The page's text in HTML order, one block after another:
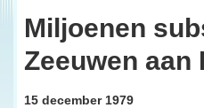
Miljoenen
Zeeuwen aan
15 december 1979